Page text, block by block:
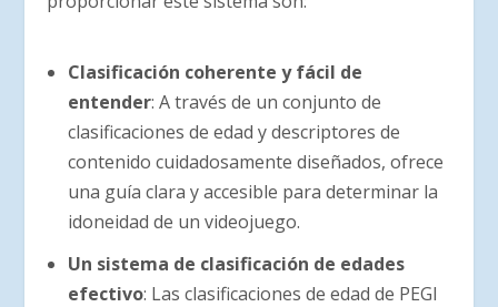
Clasificación coherente y fácil de
entender: A través de un conjunto de
clasificaciones de edad y descriptores de
contenido cuidadosamente diseñados, ofrece
una guía clara y accesible para determinar la
idoneidad de un videojuego.
Un sistema de clasificación de edades
efectivo: Las clasificaciones de edad de PEGI